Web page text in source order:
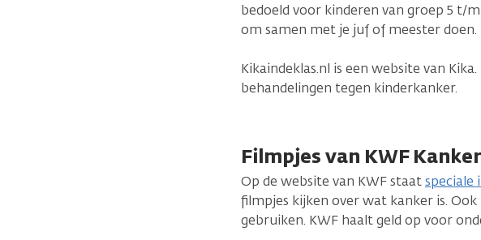
bedoeld voor kinderen van groep 5 t/
om samen met je juf of meester doen.
Kikaindeklas.nl is een website van
behandelingen tegen kinderkanker.
Filmpjes van KWF
Op de website van KWF staatspeciale
filmpjes kijken over wat kanker is.
gebruiken. KWF haalt geld op voor